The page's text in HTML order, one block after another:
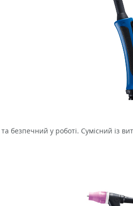
безпечний у роботі. Сумісний із